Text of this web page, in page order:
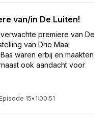
van/in De Luiten!
premiere van De
van Drie Maal
waren erbij en maakten
ook aandacht voor
Episode 15• 1:00:51